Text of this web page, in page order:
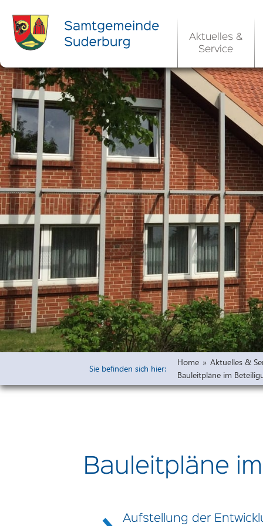
Aktuelles &
Service
Ortsrecht &
Rats- und
Aktuelle
Ortsrecht /
Allgemeine
Kommunale
EU-
Widmungen
Öffentliche
Bauleitpläne
Vorprüfung
Wirksame
Sie befinden sich hier:
Home » Aktuelles &
Bauleitpläne im
Bauleitpläne
Aufstellung der